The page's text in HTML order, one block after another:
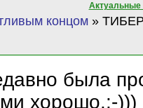
концом »
была
хорошо.:-)))